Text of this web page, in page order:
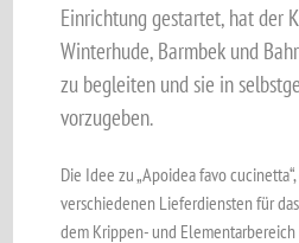
Einrichtung gestartet, hat der
Winterhude, Barmbek und
zu begleiten und sie in
vorzugeben.
Die Idee zu „Apoidea favo
verschiedenen Lieferdiensten für
dem Krippen- und